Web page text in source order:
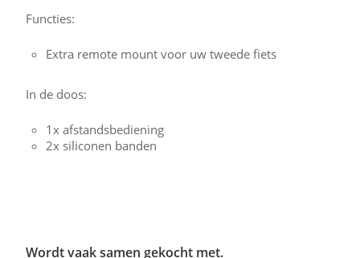
Functies:
Extra remote mount voor uw tweede fiets
In de doos:
1x afstandsbediening
2x siliconen banden
Wordt vaak samen gekocht met.